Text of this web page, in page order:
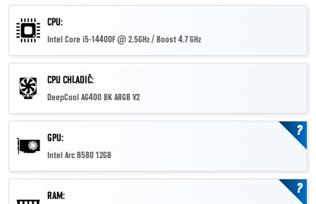
CPU:
Intel Core i5-14400F @ 2.5GHz / Boost 4.7 GHz
CPU CHLADIČ:
DeepCool AG400 BK ARGB V2
GPU:
Intel Arc B580 12GB
?
RAM: ?